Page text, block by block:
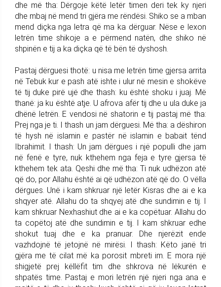
dhe më tha: Dërgoje këtë letër timen deri tek ky njeri
dhe mbaj në mend tri gjëra me rëndësi. Shiko se a mban
mend diçka nga letra që ma ka dërguar. Nëse e lexon
letrën time shikoje a e përmend natën, dhe shiko në
shpinën e tij a ka diçka që të bën të dyshosh.
Pastaj dërguesi thotë: u nisa me letrën time gjersa arrita
në Tebuk kur e pash atë ishte i ulur në mesin e shokëve
të tij duke pirë ujë dhe thash: ku është shoku i juaj. Më
thanë: ja ku është atje. U afrova afër tij dhe u ula duke ja
dhënë letrën. E vendosi në shatorin e tij pastaj më tha:
Prej nga je ti. I thash un jam dërguesi. Më tha: a dëshiron
të hysh në islamin e pastër në islamin e babait tënd
Ibrahimit. I thash: Un jam dërgues i një populli dhe jam
në fenë e tyre, nuk kthehem nga feja e tyre gjersa të
kthehem tek ata. Qeshi dhe më tha: Ti nuk udhëzon atë
që do, por Allahu është ai që udhëzon atë që do. O vëlla
dërgues. Unë i kam shkruar një letër Kisras dhe ai e ka
shqyer atë. Allahu do ta shqyej atë dhe sundimin e tij. I
kam shkruar Nexhashiut dhe ai e ka copëtuar. Allahu do
ta copëtoj atë dhe sundimin e tij. I kam shkruar edhe
shokut tuaj dhe e ka pranuar. Dhe njerëzit ende
vazhdojnë të jetojnë në mirësi. I thash: Këto janë tri
gjëra me të cilat më ka porosit mbreti im. E mora një
shigjetë prej këllëfit tim dhe shkrova në lëkurën e
shpatës time. Pastaj e mori letrën një njeri nga ana e